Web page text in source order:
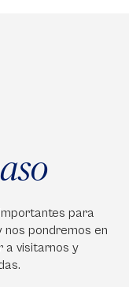
para
nos pondremos en
a visitarnos y